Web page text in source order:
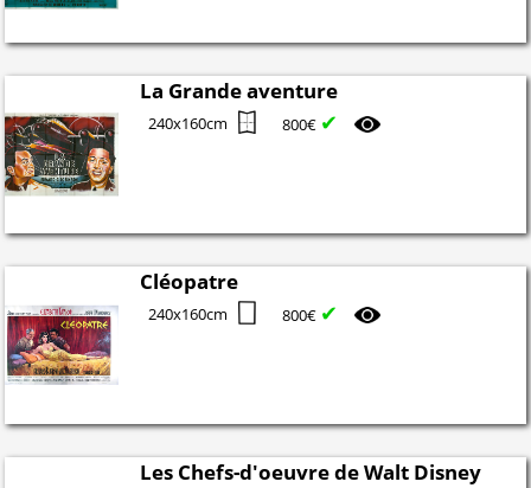
La Grande aventure
240x160cm 800€ ✔
Cléopatre
240x160cm 800€ ✔
Les Chefs-d'oeuvre de Walt Disney